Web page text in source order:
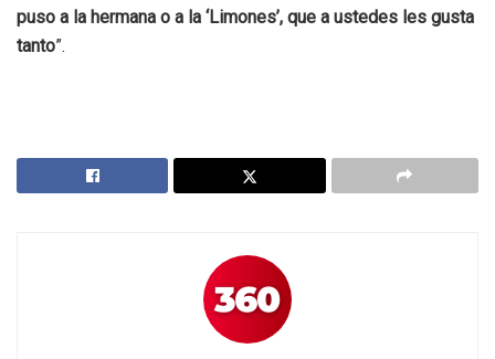
puso a la hermana o a la ‘Limones’, que a ustedes les gusta
tanto”.